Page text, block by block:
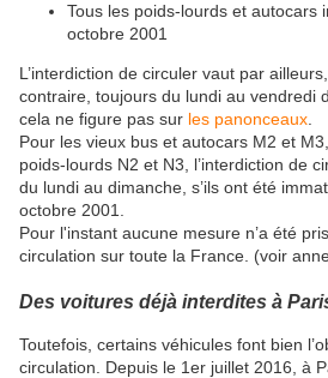
Tous les poids-lourds et autocars
octobre 2001
L’interdiction de circuler vaut par
contraire, toujours du lundi au vendredi
cela ne figure pas sur les panonceaux
Pour les vieux bus et autocars M2 et
poids-lourds N2 et N3, l’interdiction de
du lundi au dimanche, s’ils ont été
octobre 2001.
Pour l'instant aucune mesure n’a été
circulation sur toute la France. (voir
Des voitures déjà interdites à
Toutefois, certains véhicules font bien
circulation. Depuis le 1er juillet 2016, à